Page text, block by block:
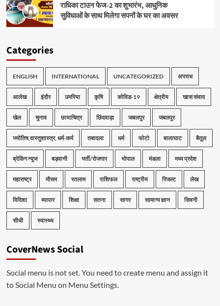
राधिका टाउन फेज-2 का शुभारंभ, आधुनिक
सुविधाओं के साथ मिलेगा सपनों के घर का अवसर
Categories
ENGLISH INTERNATIONAL UNCATEGORIZED अपराध
आलेख इंदौर उमरिया कृषि कोविड-19 क्षेत्रीय खास संवाद
खेल चुनाव छायाचित्र छिंदवाड़ा जबलपुर जबलपुर
ज्योतिष,वास्तुशास्त्र, धर्म-कर्म तबादला धर्म फोटो बालाघाट बैतूल
ब्रेकिंग न्यूज बड़वानी भर्ती/रोजगार भोपाल मंडला मध्य प्रदेश
महाराष्ट्र मौसम रतलाम राशिफल राष्ट्रीय रिजल्ट लेख
विदिशा व्यापार शिक्षा सतना सागर सामान्य ज्ञान सिवनी
सीधी स्वास्थ्य
CoverNews Social
Social menu is not set. You need to create menu and assign it
to Social Menu on Menu Settings.